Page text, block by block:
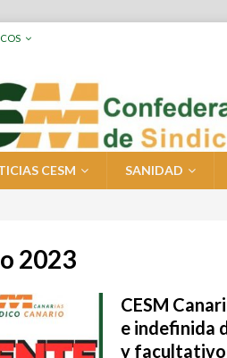
CESM SANIDAD
2023
CESM
e indefinida
y facultativo